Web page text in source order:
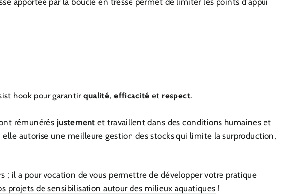
hook pour garantirqualité,efficacité et respect.
rémunérés justementet travaillent dans des conditions humaines et
autorise une meilleure gestion des stocks qui limite la surproduction,
; il a pour vocation de vous permettre de développer votre pratique
projets de sensibilisation autour des milieux aquatiques !